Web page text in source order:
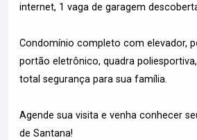
internet, 1 vaga de garagem
Condomínio completo com elevador,
portão eletrônico, quadra
total segurança para sua família.
Agende sua visita e venha conhecer
de Santana!